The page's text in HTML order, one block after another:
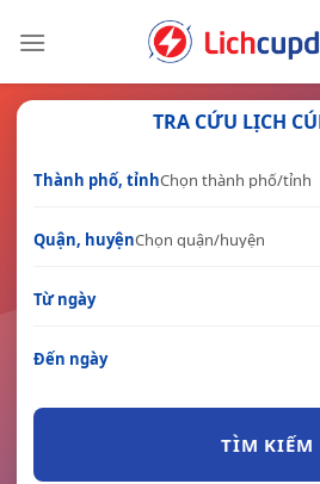
TRA CỨU LỊCH
Thành phố, tỉnh
Quận, huyện
Từ ngày
Đến ngày
TÌM KIẾM